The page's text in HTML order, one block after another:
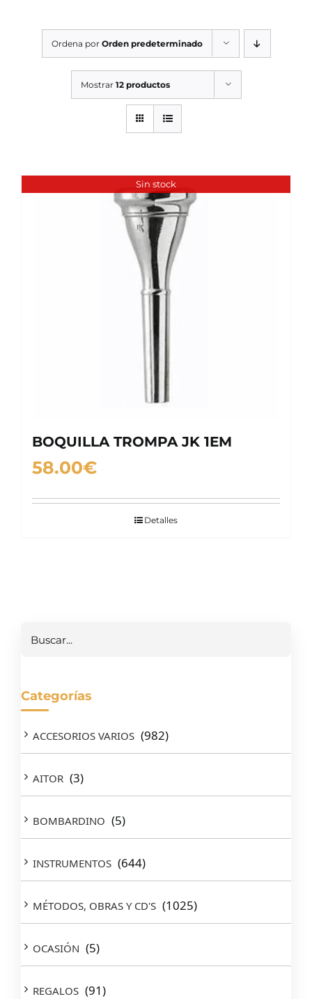
SERVICIOS TALLER
OCASIÓN
Ordena por Orden predeterminado
Mostrar 12 productos
Sin stock
BOQUILLA TROMPA JK 1EM
58.00€
Detalles
Categorías
ACCESORIOS VARIOS (982)
AITOR (3)
BOMBARDINO (5)
INSTRUMENTOS (644)
MÉTODOS, OBRAS Y CD'S (1025)
OCASIÓN (5)
REGALOS (91)